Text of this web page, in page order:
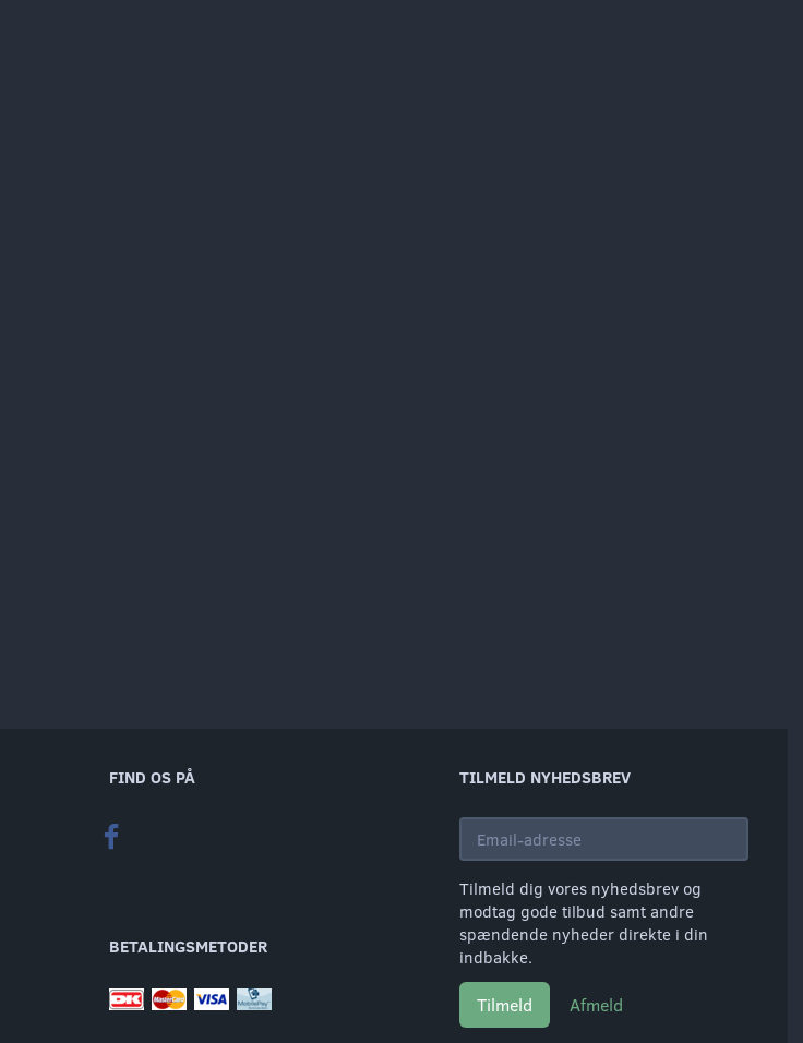
FIND OS PÅ
BETALINGSMETODER
TILMELD NYHEDSBREV
adresse
Tilmeld dig vores nyhedsbrev og
modtag gode tilbud samt andre
spændende nyheder direkte i din
indbakke.
Tilmeld Afmeld